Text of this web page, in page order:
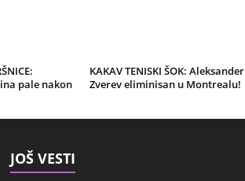
pale nakon
KAKAV TENISKI ŠOK: Aleksander
Zverev eliminisan u Montrealu!
JOŠ VESTI